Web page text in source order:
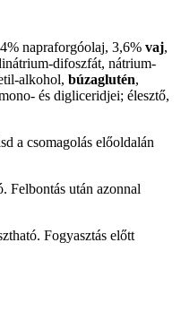
napraforgóolaj, 3,6% vaj,
difoszfát, nátrium-
alkohol, búzaglutén,
és digliceridjei; élesztő,
a csomagolás előoldalán
Felbontás után azonnal
Fogyasztás előtt